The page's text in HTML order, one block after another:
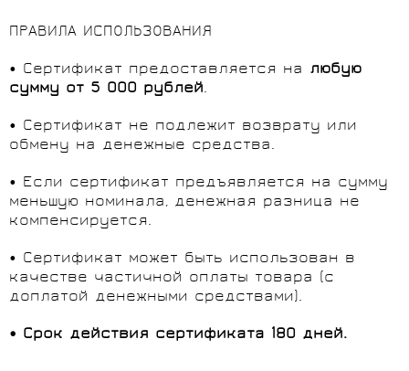
ПРАВИЛА ИСПОЛЬЗОВАНИЯ
• Сертификат предоставляется на любую
сумму от 5 000 рублей.
• Сертификат не подлежит возврату или
обмену на денежные средства.
• Если сертификат предъявляется на сумму
меньшую номинала, денежная разница не
компенсируется.
• Сертификат может быть использован в
качестве частичной оплаты товара (с
доплатой денежными средствами).
• Срок действия сертификата 180 дней.